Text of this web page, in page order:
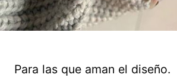
Para las que aman el diseño.